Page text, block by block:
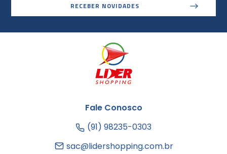
RECEBER NOVIDADES
Fale Conosco
(91) 98235-0303
sac@lidershopping.com.br